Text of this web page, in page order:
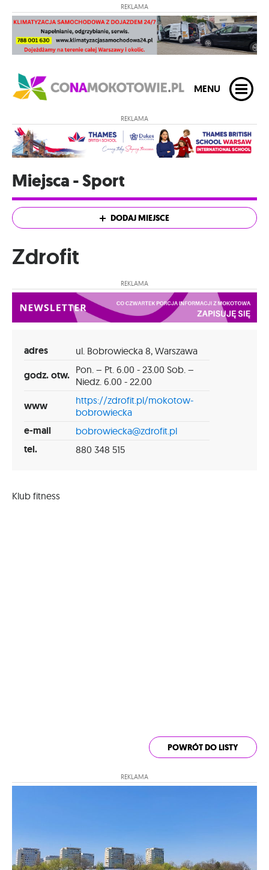
REKLAMA
MENU
REKLAMA
Miejsca - Sport
DODAJ MIEJSCE
Zdrofit
REKLAMA
adres ul. Bobrowiecka 8, Warszawa
godz. otw. Pon. – Pt. 6.00 - 23.00 Sob. –
Niedz. 6.00 - 22.00
www
https://zdrofit.pl/mokotow-
bobrowiecka
e-mail bobrowiecka@zdrofit.pl
tel. 880 348 515
Klub fitness
POWRÓT DO LISTY
REKLAMA